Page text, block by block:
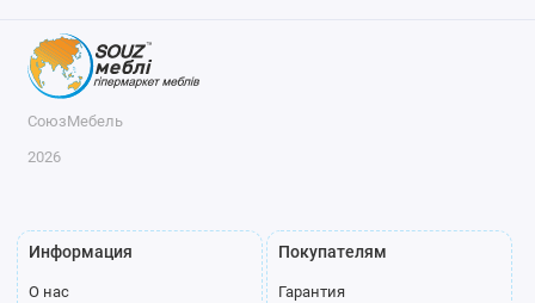
СоюзМебель
2026
Информация
О нас
Покупателям
Гарантия